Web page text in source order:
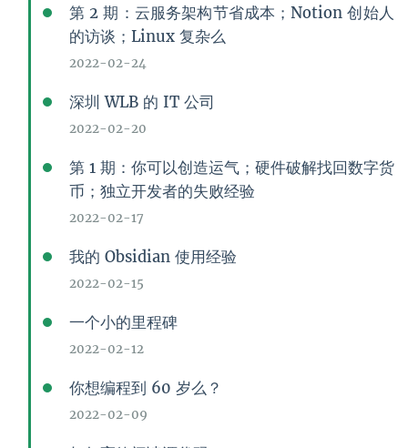
第 2 期：云服务架构节省成本；Notion 创始人
的访谈；Linux 复杂么
2022-02-24
深圳 WLB 的 IT 公司
2022-02-20
第 1 期：你可以创造运气；硬件破解找回数字货
币；独立开发者的失败经验
2022-02-17
我的 Obsidian 使用经验
2022-02-15
一个小的里程碑
2022-02-12
你想编程到 60 岁么？
2022-02-09